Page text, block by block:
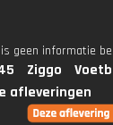
geen informatie
Ziggo
afleveringen